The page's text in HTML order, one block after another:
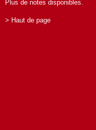
Plus de notes disponibles.
> Haut de page